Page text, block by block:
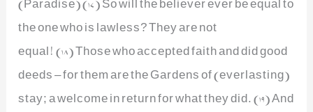
the one who is lawless? They are not
equal! (18) Those who accepted faith and did good
deeds – for them are the Gardens of (everlasting)
stay; a welcome in return for what they did. (19) And